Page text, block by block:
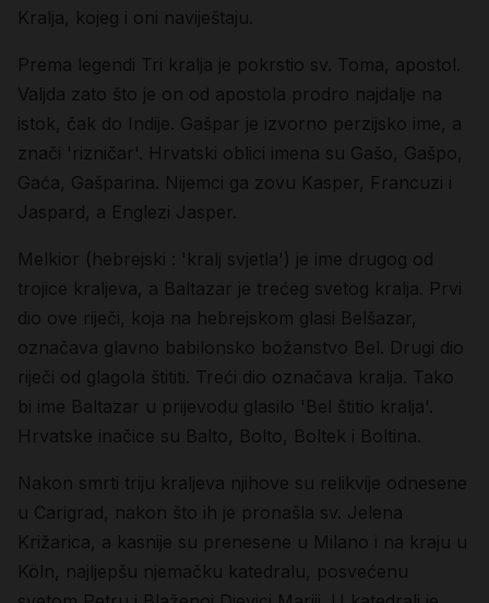
Kralja, kojeg i oni naviještaju.
Prema legendi Tri kralja je pokrstio sv. Toma, apostol.
Valjda zato što je on od apostola prodro najdalje na
istok, čak do Indije. Gašpar je izvorno perzijsko ime, a
znači 'rizničar'. Hrvatski oblici imena su Gašo, Gašpo,
Gaća, Gašparina. Nijemci ga zovu Kasper, Francuzi i
Jaspard, a Englezi Jasper.
Melkior (hebrejski : 'kralj svjetla') je ime drugog od
trojice kraljeva, a Baltazar je trećeg svetog kralja. Prvi
dio ove riječi, koja na hebrejskom glasi Belšazar,
označava glavno babilonsko božanstvo Bel. Drugi dio
riječi od glagola štititi. Treći dio označava kralja. Tako
bi ime Baltazar u prijevodu glasilo 'Bel štitio kralja'.
Hrvatske inačice su Balto, Bolto, Boltek i Boltina.
Nakon smrti triju kraljeva njihove su relikvije odnesene
u Carigrad, nakon što ih je pronašla sv. Jelena
Križarica, a kasnije su prenesene u Milano i na kraju u
Köln, najljepšu njemačku katedralu, posvećenu